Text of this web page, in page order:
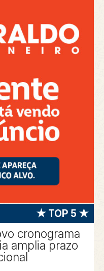
★ TOP 5 ★
cronograma
amplia prazo